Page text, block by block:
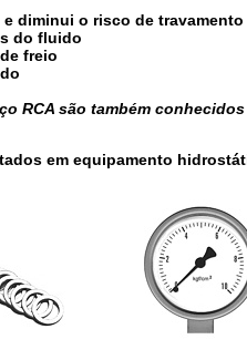
diminui o risco de travamento
do fluido
freio
RCA são também
em equipamento